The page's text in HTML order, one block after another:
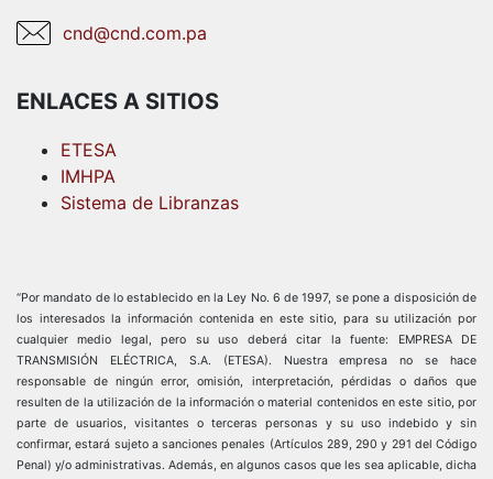
cnd@cnd.com.pa
ENLACES A SITIOS
ETESA
IMHPA
Sistema de Libranzas
“Por mandato de lo establecido en la Ley No. 6 de 1997, se pone a disposición de
los interesados la información contenida en este sitio, para su utilización por
cualquier medio legal, pero su uso deberá citar la fuente: EMPRESA DE
TRANSMISIÓN ELÉCTRICA, S.A. (ETESA). Nuestra empresa no se hace
responsable de ningún error, omisión, interpretación, pérdidas o daños que
resulten de la utilización de la información o material contenidos en este sitio, por
parte de usuarios, visitantes o terceras personas y su uso indebido y sin
confirmar, estará sujeto a sanciones penales (Artículos 289, 290 y 291 del Código
Penal) y/o administrativas. Además, en algunos casos que les sea aplicable, dicha